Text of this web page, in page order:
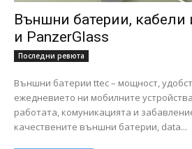
Външни батерии, кабели
и PanzerGlass
Последни ревюта
Външни батерии ttec – мощност,
ежедневието ни мобилните
работата, комуникацията и
качествените външни батерии, data...